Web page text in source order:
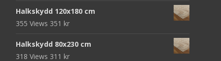
priset priset
Halkskydd 120x180 cm
355 Views 351 kr
Halkskydd 80x230 cm
318 Views 311 kr